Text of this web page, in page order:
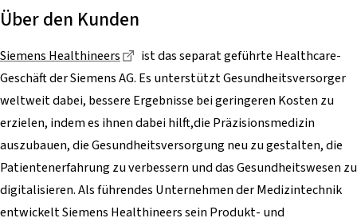
Über den Kunden
Siemens Healthineers Dieser Link führt zu einer externen Seite
ist das separat geführte Healthcare-
Geschäft der Siemens AG. Es unterstützt Gesundheitsversorger
weltweit dabei, bessere Ergebnisse bei geringeren Kosten zu
erzielen, indem es ihnen dabei hilft,die Präzisionsmedizin
auszubauen, die Gesundheitsversorgung neu zu gestalten, die
Patientenerfahrung zu verbessern und das Gesundheitswesen zu
digitalisieren. Als führendes Unternehmen der Medizintechnik
entwickelt Siemens Healthineers sein Produkt- und